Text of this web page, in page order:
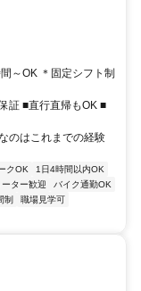
～OK ＊固定シフト制
証 ■直行直帰もOK ■
のはこれまでの経験
クOK
1日4時間以内OK
ーター歓迎
バイク通勤OK
制
職場見学可